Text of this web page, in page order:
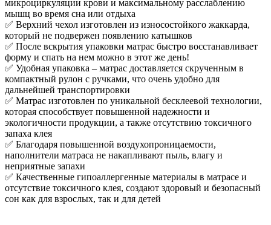
микроциркуляции крови и максимальному расслаблению
мышц во время сна или отдыха
✅ Верхний чехол изготовлен из износостойкого жаккарда,
который не подвержен появлению катышков
✅ После вскрытия упаковки матрас быстро восстанавливает
форму и спать на нем можно в этот же день!
✅ Удобная упаковка – матрас доставляется скрученным в
компактный рулон с ручками, что очень удобно для
дальнейшей транспортировки
✅ Матрас изготовлен по уникальной бесклеевой технологии,
которая способствует повышенной надежности и
экологичности продукции, а также отсутствию токсичного
запаха клея
✅ Благодаря повышенной воздухопроницаемости,
наполнители матраса не накапливают пыль, влагу и
неприятные запахи
✅ Качественные гипоаллергенные материалы в матрасе и
отсутствие токсичного клея, создают здоровый и безопасный
сон как для взрослых, так и для детей